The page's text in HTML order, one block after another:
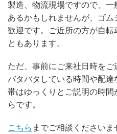
製造、物流現場ですので、
あるかもしれませんが、ゴ
歓迎です。ご近所の方が自転
ともあります。
ただ、事前にご来社日時をご
バタバタしている時間や配
帯はゆっくりとご説明の時
らです。
こちら までご相談ください